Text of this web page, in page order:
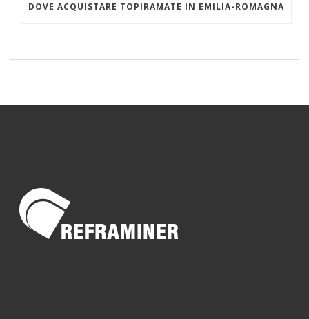
DOVE ACQUISTARE TOPIRAMATE IN EMILIA-ROMAGNA